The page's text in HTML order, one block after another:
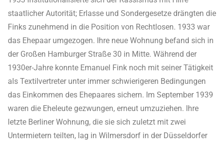
staatlicher Autorität; Erlasse und Sondergesetze drängten die
Finks zunehmend in die Position von Rechtlosen. 1933 war
das Ehepaar umgezogen. Ihre neue Wohnung befand sich in
der Großen Hamburger Straße 30 in Mitte. Während der
1930er-Jahre konnte Emanuel Fink noch mit seiner Tätigkeit
als Textilvertreter unter immer schwierigeren Bedingungen
das Einkommen des Ehepaares sichern. Im September 1939
waren die Eheleute gezwungen, erneut umzuziehen. Ihre
letzte Berliner Wohnung, die sie sich zuletzt mit zwei
Untermietern teilten, lag in Wilmersdorf in der Düsseldorfer